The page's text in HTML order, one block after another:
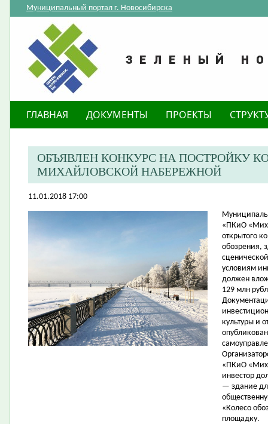
Муниципальный портал г. Новосибирска
ГЛАВНАЯ ДОКУМЕНТЫ ПРОЕКТЫ
ОБЪЯВЛЕН КОНКУРС НА ПОСТРОЙКУ
МИХАЙЛОВСКОЙ НАБЕРЕЖНОЙ
11.01.2018 17:00
«ПКиО
открытого
обозрения,
условиям
должен
129 млн
культуры и
«ПКиО
инвестор
— здание
«Колесо
площадку.